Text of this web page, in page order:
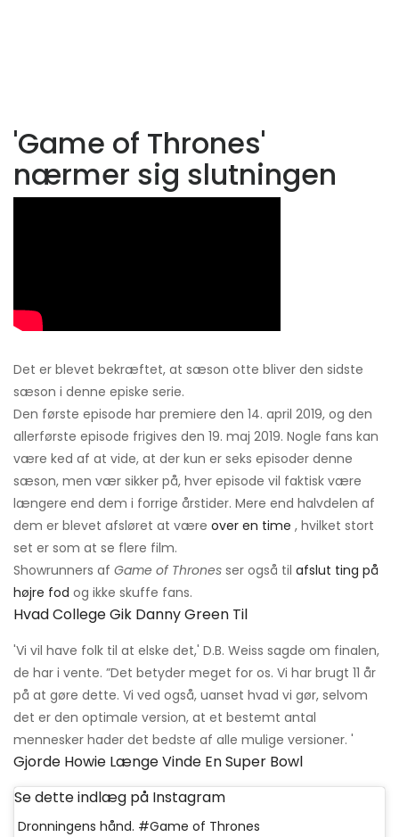
'Game of Thrones'
nærmer sig slutningen
Det er blevet bekræftet, at sæson otte bliver den sidste
sæson i denne episke serie.
Den første episode har premiere den 14. april 2019, og den
allerførste episode frigives den 19. maj 2019. Nogle fans kan
være ked af at vide, at der kun er seks episoder denne
sæson, men vær sikker på, hver episode vil faktisk være
længere end dem i forrige årstider. Mere end halvdelen af ​​
dem er blevet afsløret at være over en time , hvilket stort
set er som at se flere film.
Showrunners af Game of Thrones ser også til afslut ting på
højre fod og ikke skuffe fans.
Hvad College Gik Danny Green Til
'Vi vil have folk til at elske det,' D.B. Weiss sagde om finalen,
de har i vente. ”Det betyder meget for os. Vi har brugt 11 år
på at gøre dette. Vi ved også, uanset hvad vi gør, selvom
det er den optimale version, at et bestemt antal
mennesker hader det bedste af alle mulige versioner. '
Gjorde Howie Længe Vinde En Super Bowl
Se dette indlæg på Instagram
Dronningens hånd. #Game of Thrones